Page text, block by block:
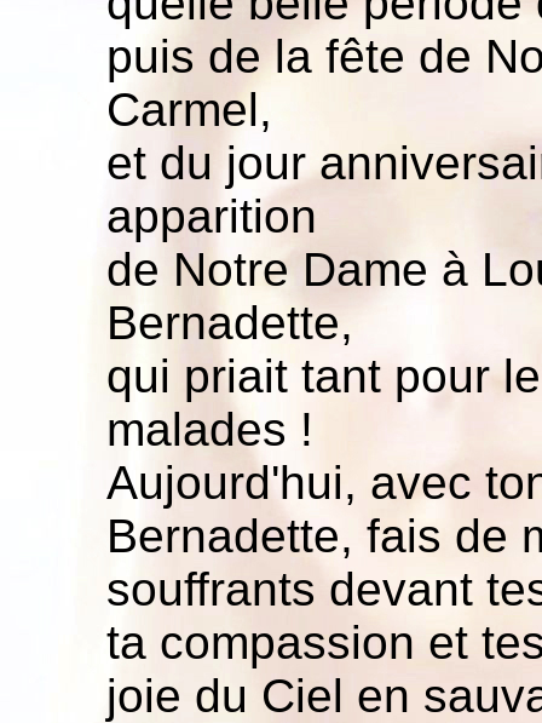
puis de la fête de
Carmel,
et du jour
apparition
de Notre Dame à
Bernadette,
qui priait tant pour
malades !
Aujourd'hui, avec
Bernadette, fais de
souffrants devant
ta compassion et
joie du Ciel en